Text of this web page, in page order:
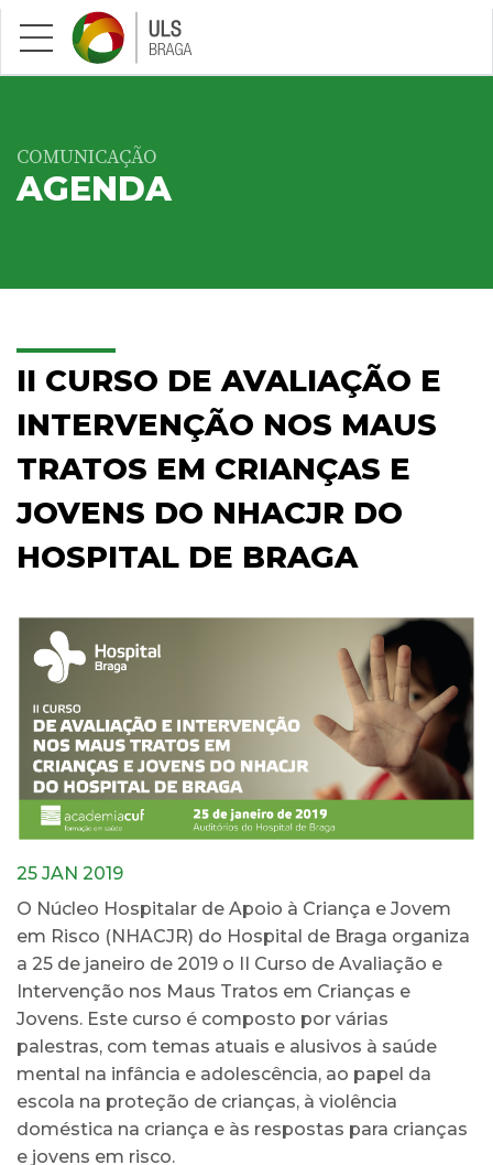
Saltar para conteúdo principal
COMUNICAÇÃO
AGENDA
II CURSO DE AVALIAÇÃO E
INTERVENÇÃO NOS MAUS
TRATOS EM CRIANÇAS E
JOVENS DO NHACJR DO
HOSPITAL DE BRAGA
25 JAN 2019
O Núcleo Hospitalar de Apoio à Criança e Jovem
em Risco (NHACJR) do Hospital de Braga organiza
a 25 de janeiro de 2019 o II Curso de Avaliação e
Intervenção nos Maus Tratos em Crianças e
Jovens. Este curso é composto por várias
palestras, com temas atuais e alusivos à saúde
mental na infância e adolescência, ao papel da
escola na proteção de crianças, à violência
doméstica na criança e às respostas para crianças
e jovens em risco.